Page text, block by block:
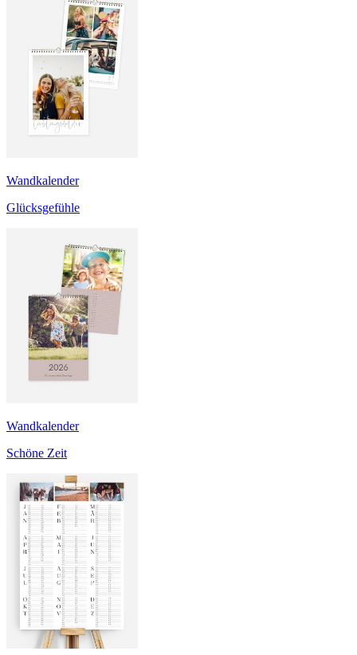
Wandkalender
Glücksgefühle
Wandkalender
Schöne Zeit